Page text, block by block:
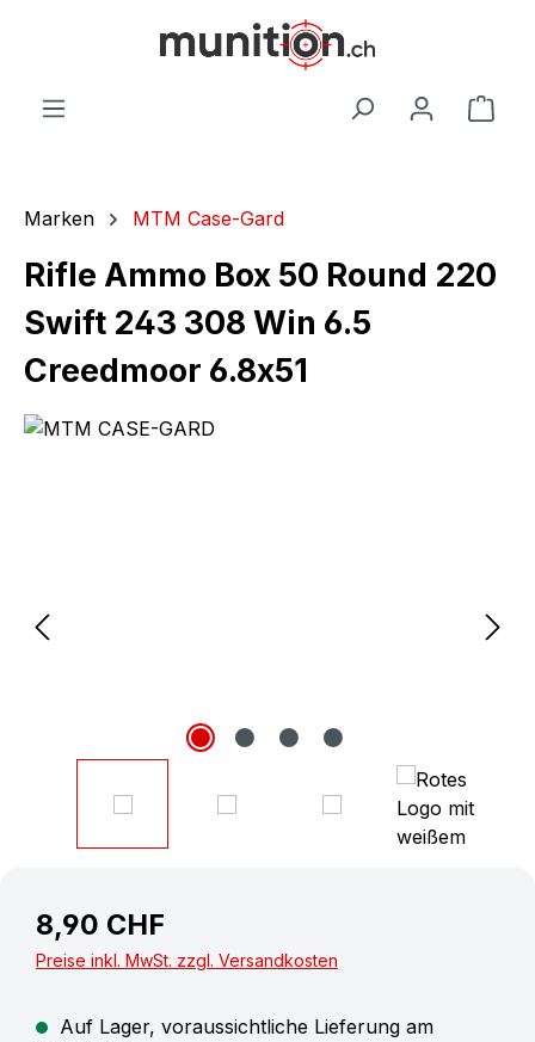
Marken MTM Case-Gard
Rifle Ammo Box 50 Round 220
Swift 243 308 Win 6.5
Creedmoor 6.8x51
8,90 CHF
Preise inkl. MwSt. zzgl. Versandkosten
Auf Lager, voraussichtliche Lieferung am